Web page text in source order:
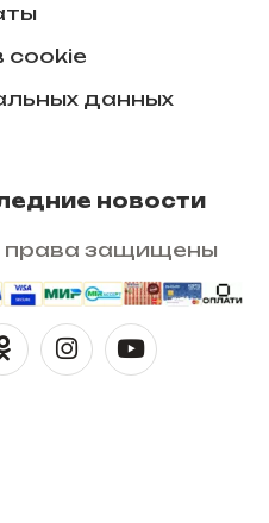
cookie
данных
новости
права защищены